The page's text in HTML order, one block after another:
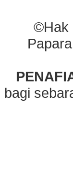
©Hak
bagi